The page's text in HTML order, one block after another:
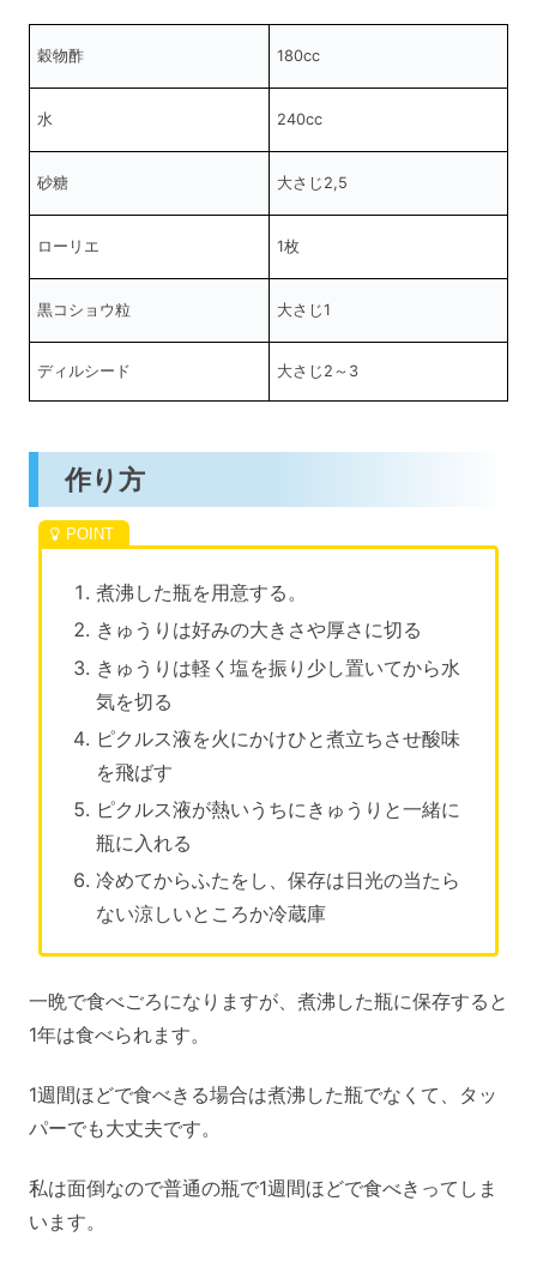
穀物酢 180cc
水 240cc
砂糖 大さじ2,5
ローリエ 1枚
黒コショウ粒 大さじ1
ディルシード 大さじ2～3
作り方
煮沸した瓶を用意する。
きゅうりは好みの大きさや厚さに切る
きゅうりは軽く塩を振り少し置いてから水
気を切る
ピクルス液を火にかけひと煮立ちさせ酸味
を飛ばす
ピクルス液が熱いうちにきゅうりと一緒に
瓶に入れる
冷めてからふたをし、保存は日光の当たら
ない涼しいところか冷蔵庫
一晩で食べごろになりますが、煮沸した瓶に保存すると
1年は食べられます。
1週間ほどで食べきる場合は煮沸した瓶でなくて、タッ
パーでも大丈夫です。
私は面倒なので普通の瓶で1週間ほどで食べきってしま
います。